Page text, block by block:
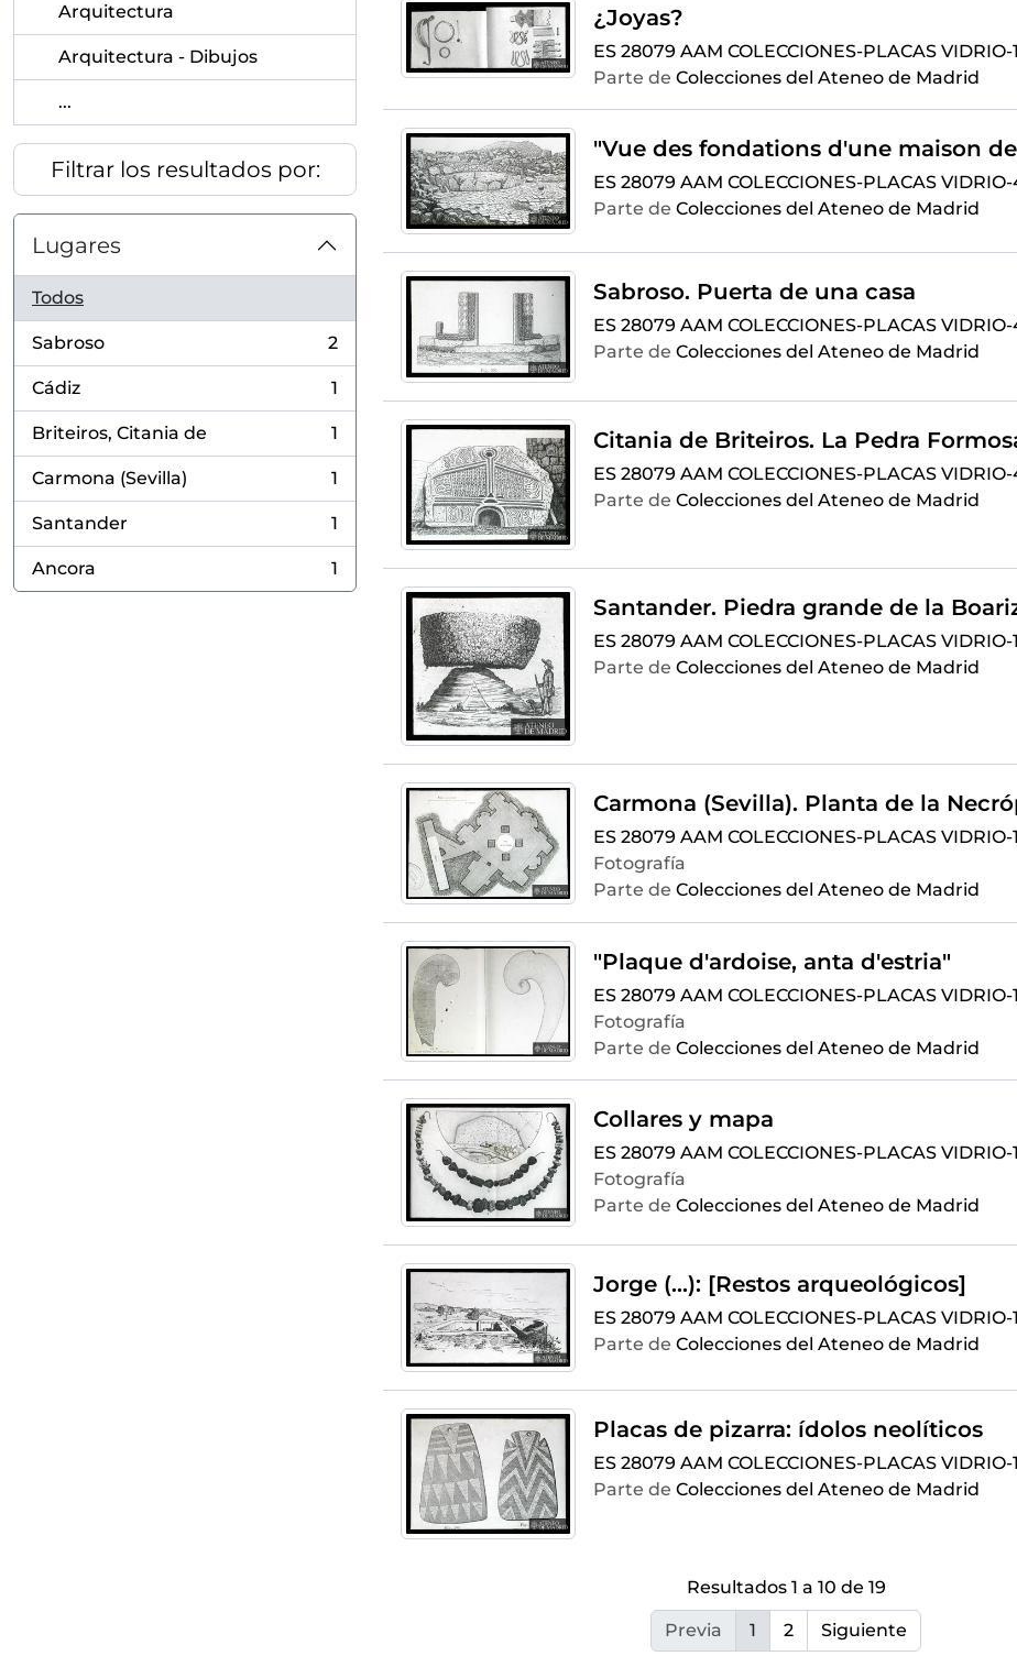
Arquitectura
Arquitectura - Dibujos
...
Filtrar los resultados por:
Lugares
Todos
Sabroso
, 2 resultados
2
Cádiz
, 1 resultados
1
Briteiros, Citania de
, 1 resultados
1
Carmona (Sevilla)
, 1 resultados
1
Santander
, 1 resultados
1
Ancora
, 1 resultados
1
¿Joyas?
ES 28079 AAM COLECCIONES-PLACAS VIDRIO-
Parte de Colecciones del Ateneo de Madrid
ES 28079 AAM COLECCIONES-PLACAS VIDRIO-
Parte de Colecciones del Ateneo de Madrid
Sabroso. Puerta de una casa
ES 28079 AAM COLECCIONES-PLACAS
Parte de Colecciones del Ateneo de Madrid
Citania de Briteiros. La Pedra
ES 28079 AAM COLECCIONES-PLACAS
Parte de Colecciones del Ateneo de Madrid
Santander. Piedra grande de la
ES 28079 AAM COLECCIONES-PLACAS VIDRIO-
Parte de Colecciones del Ateneo de Madrid
Carmona (Sevilla). Planta de la
ES 28079 AAM COLECCIONES-PLACAS
Fotografía
Parte de Colecciones del Ateneo de Madrid
"Plaque d'ardoise, anta d'estria"
ES 28079 AAM COLECCIONES-PLACAS
Fotografía
Parte de Colecciones del Ateneo de Madrid
Collares y mapa
ES 28079 AAM COLECCIONES-PLACAS
Fotografía
Parte de Colecciones del Ateneo de Madrid
Jorge (...): [Restos arqueológicos]
ES 28079 AAM COLECCIONES-PLACAS VIDRIO-
Parte de Colecciones del Ateneo de Madrid
Placas de pizarra: ídolos neolíticos
ES 28079 AAM COLECCIONES-PLACAS VIDRIO-
Parte de Colecciones del Ateneo de Madrid
Resultados 1 a 10 de 19
Previa 1 2 Siguiente